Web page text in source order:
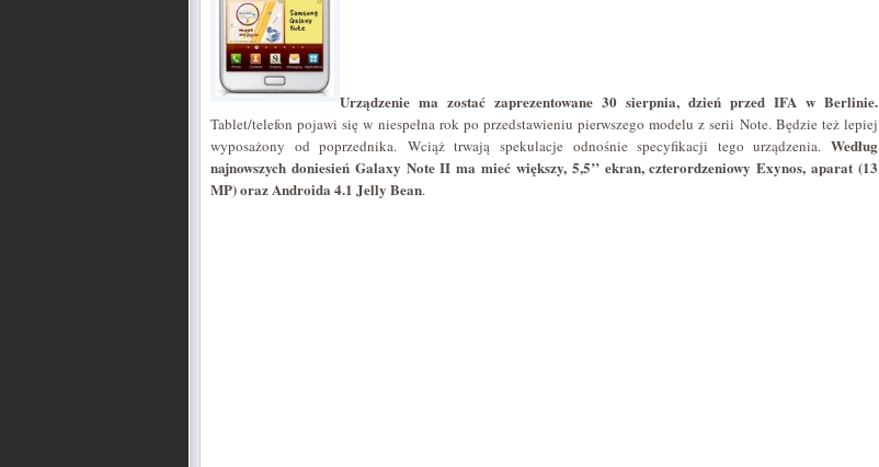
Urządzenie ma zostać zaprezentowane 30 sierpnia, dzień przed IFA w Berlinie.
Tablet/telefon pojawi się w niespełna rok po przedstawieniu pierwszego modelu z serii Note. Będzie też lepiej
wyposażony od poprzednika. Wciąż trwają spekulacje odnośnie specyfikacji tego urządzenia. Według
najnowszych doniesień Galaxy Note II ma mieć większy, 5,5’’ ekran, czterordzeniowy Exynos, aparat (13
MP) oraz Androida 4.1 Jelly Bean.